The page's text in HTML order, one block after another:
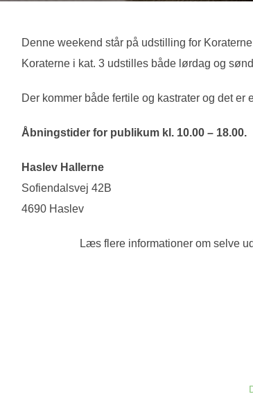
Denne weekend står på udstilling for
Koraterne i kat. 3 udstilles både lørdag og
Der kommer både fertile og kastrater og det
Åbningstider for publikum kl. 10.00 – 18.00.
Haslev Hallerne
Sofiendalsvej 42B
4690 Haslev
Læs flere informationer om selve